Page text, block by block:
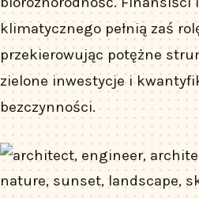
klimatycznego pełnią zaś
przekierowując potężne
zielone inwestycje i
bezczynności.